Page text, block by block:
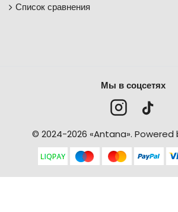
Список сравнения
Мы в соцсетях
© 2024-2026 «Antana». Powered